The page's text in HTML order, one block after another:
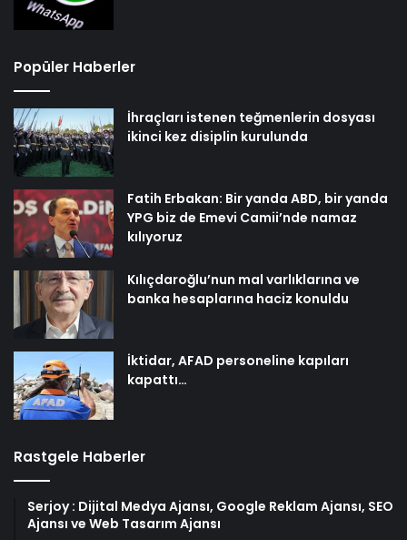
Popüler Haberler
İhraçları istenen teğmenlerin dosyası
ikinci kez disiplin kurulunda
Fatih Erbakan: Bir yanda ABD, bir yanda
YPG biz de Emevi Camii’nde namaz
kılıyoruz
Kılıçdaroğlu’nun mal varlıklarına ve
banka hesaplarına haciz konuldu
İktidar, AFAD personeline kapıları
kapattı…
Rastgele Haberler
Serjoy : Dijital Medya Ajansı, Google Reklam Ajansı, SEO
Ajansı ve Web Tasarım Ajansı